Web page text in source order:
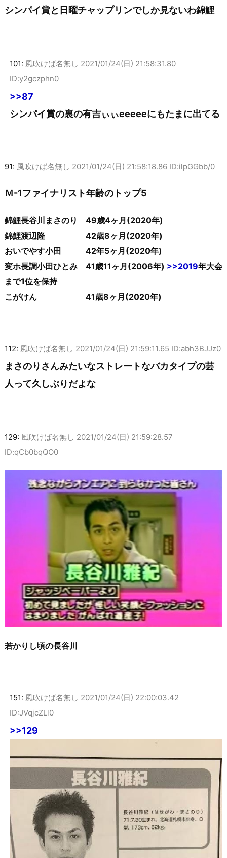
シンパイ賞と日曜チャップリンでしか見ないわ錦鯉
101: 風吹けば名無し 2021/01/24(日) 21:58:31.80
ID:y2gczphn0
>>87
シンパイ賞の裏の有吉ぃぃeeeeeにもたまに出てる
91: 風吹けば名無し 2021/01/24(日) 21:58:18.86 ID:ilpGGbb/0
Ｍ-1ファイナリスト年齢のトップ5
錦鯉長谷川まさのり 49歳4ヶ月(2020年)
錦鯉渡辺隆 42歳8ヶ月(2020年)
おいでやす小田 42年5ヶ月(2020年)
変ホ長調小田ひとみ 41歳11ヶ月(2006年) >>2019年大会
まで1位を保持
こがけん 41歳8ヶ月(2020年)
112: 風吹けば名無し 2021/01/24(日) 21:59:11.65 ID:abh3BJJz0
まさのりさんみたいなストレートなバカタイプの芸
人って久しぶりだよな
129: 風吹けば名無し 2021/01/24(日) 21:59:28.57
ID:qCb0bqQO0
若かりし頃の長谷川
151: 風吹けば名無し 2021/01/24(日) 22:00:03.42
ID:JVqjcZLl0
>>129